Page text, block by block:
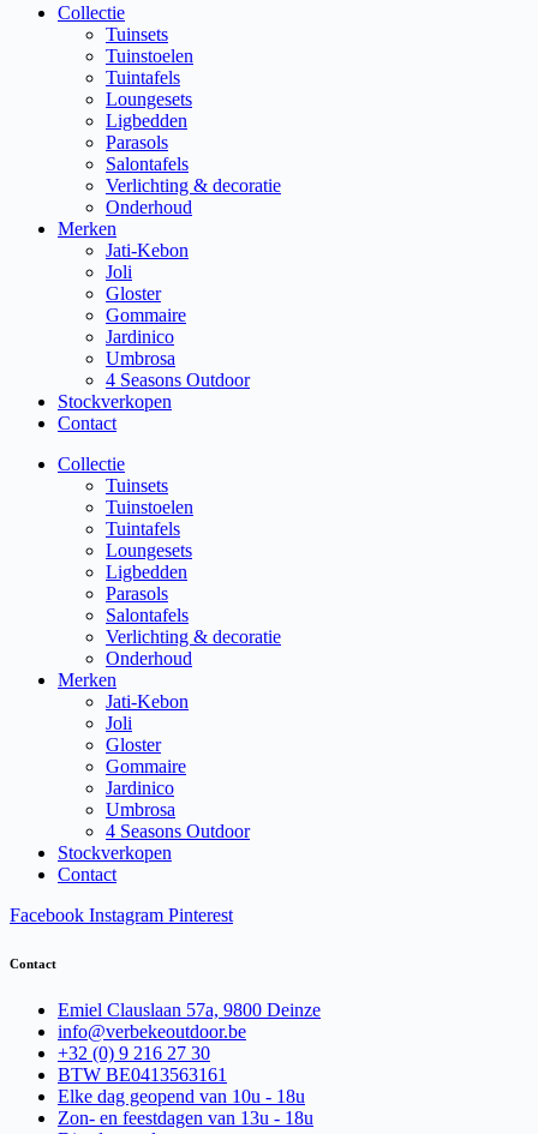
Collectie
Tuinsets
Tuinstoelen
Tuintafels
Loungesets
Ligbedden
Parasols
Salontafels
Verlichting & decoratie
Onderhoud
Merken
Jati-Kebon
Joli
Gloster
Gommaire
Jardinico
Umbrosa
4 Seasons Outdoor
Stockverkopen
Contact
Collectie
Tuinsets
Tuinstoelen
Tuintafels
Loungesets
Ligbedden
Parasols
Salontafels
Verlichting & decoratie
Onderhoud
Merken
Jati-Kebon
Joli
Gloster
Gommaire
Jardinico
Umbrosa
4 Seasons Outdoor
Stockverkopen
Contact
Facebook Instagram Pinterest
Contact
Emiel Clauslaan 57a, 9800 Deinze
info@verbekeoutdoor.be
+32 (0) 9 216 27 30
BTW BE0413563161
Elke dag geopend van 10u - 18u
Zon- en feestdagen van 13u - 18u